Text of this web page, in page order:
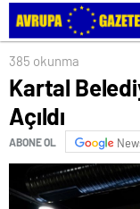
385 okunma
Kartal
Açıldı
ABONE OL